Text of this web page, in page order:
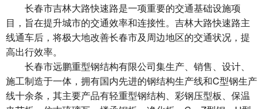
长春市吉林大路快速路是一项重要的交通基础设施项
目，旨在提升城市的交通效率和连接性。吉林大路快速路主
线通车后，将极大地改善长春市及周边地区的交通状况，提
高出行效率。
长春市远鹏重型钢结构有限公司集生产、销售、设计、
施工制造于一体，拥有国内先进的钢结构生产线和C型钢生产
线十余条，其主要产品有轻重型钢结构、彩钢压型板、保温